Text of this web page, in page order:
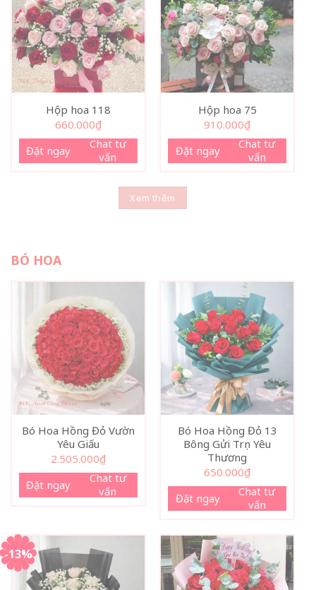
Hộp hoa 118
660.000₫
Đặt ngay
Chat tư
vấn
Hộp hoa 75
910.000₫
Đặt ngay
Chat tư
vấn
Xem thêm
BÓ HOA
Bó Hoa Hồng Đỏ Vườn
Yêu Giấu
2.505.000₫
Đặt ngay
Chat tư
vấn
Bó Hoa Hồng Đỏ 13
Bông Gửi Trọn Yêu
Thương
650.000₫
Đặt ngay
Chat tư
vấn
-13%